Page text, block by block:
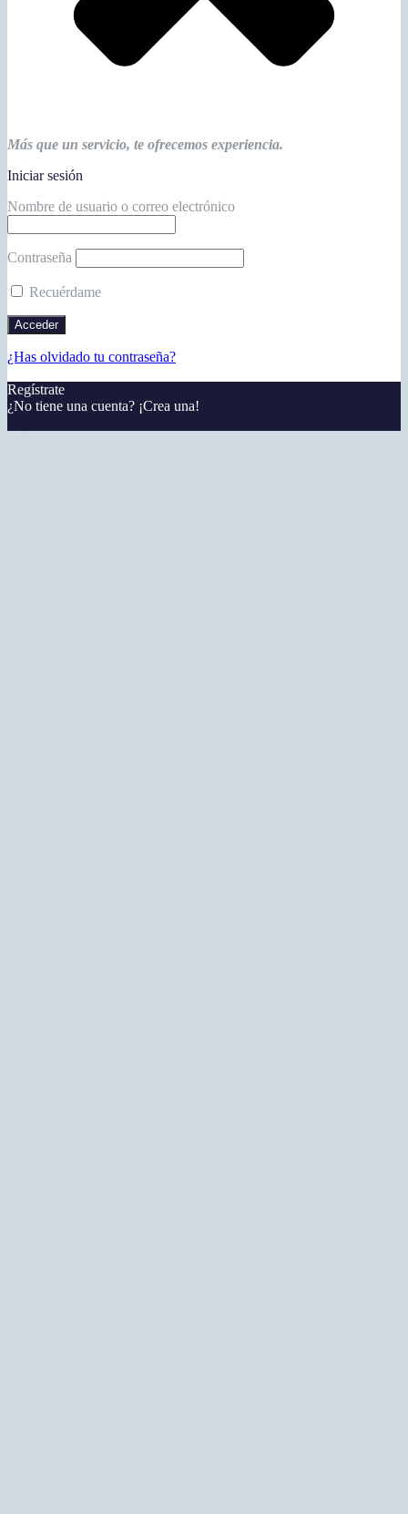
Más que un servicio, te ofrecemos experiencia.
Iniciar sesión
Nombre de usuario o correo electrónico
Contraseña
Recuérdame
¿Has olvidado tu contraseña?
Regístrate
¿No tiene una cuenta? ¡Crea una!